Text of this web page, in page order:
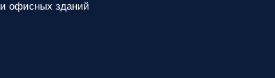
офисных зданий